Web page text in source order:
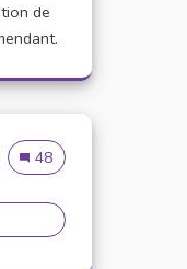
de
DE
Collaboration de
48
de